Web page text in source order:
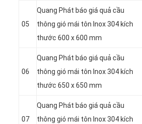
05
Quang Phát báo giá quả cầu
thông gió mái tôn Inox 304 kích
thước 600 x 600 mm
06
Quang Phát báo giá quả cầu
thông gió mái tôn Inox 304 kích
thước 650 x 650 mm
07
Quang Phát báo giá quả cầu
thông gió mái tôn Inox 304 kích